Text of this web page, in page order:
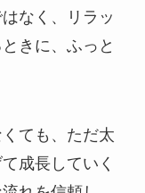
なく、リラッ
きに、ふっと
ても、ただ太
成長していく